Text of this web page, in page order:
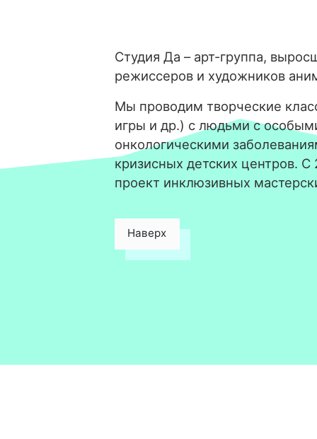
Студия Да – арт-группа,
режиссеров и художников
Мы проводим творческие
игры и др.) с людьми с
онкологическими
кризисных детских центров.
проект инклюзивных
Наверх